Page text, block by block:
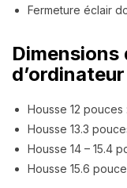
Fermeture éclair
d’ordinateur
Housse 12 pouces
Housse 13.3
Housse 14 – 15.4
Housse 15.6